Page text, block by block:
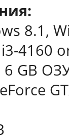
8.1,
4160
GB